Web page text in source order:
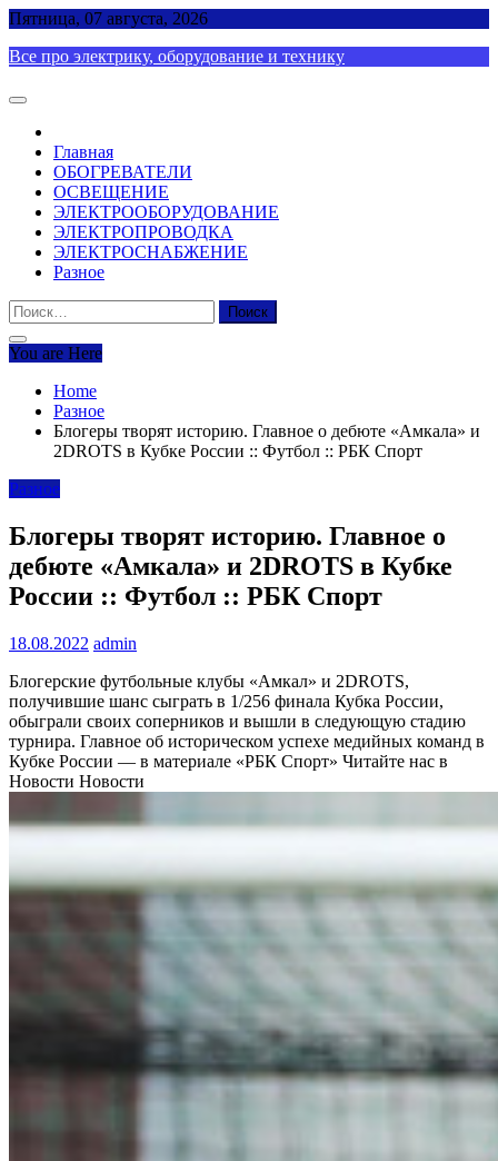
Skip
content
Пятница, 07 августа, 2026
Все про электрику, оборудование и технику
Главная
ОБОГРЕВАТЕЛИ
ОСВЕЩЕНИЕ
ЭЛЕКТРООБОРУДОВАНИЕ
ЭЛЕКТРОПРОВОДКА
ЭЛЕКТРОСНАБЖЕНИЕ
Разное
Найти:
You are Here
Home
Разное
Блогеры творят историю. Главное о дебюте «Амкала» и
2DROTS в Кубке России :: Футбол :: РБК Спорт
Разное
Блогеры творят историю. Главное о
дебюте «Амкала» и 2DROTS в Кубке
России :: Футбол :: РБК Спорт
18.08.2022 admin
Блогерские футбольные клубы «Амкал» и 2DROTS,
получившие шанс сыграть в 1/256 финала Кубка России,
обыграли своих соперников и вышли в следующую стадию
турнира. Главное об историческом успехе медийных команд в
Кубке России — в материале «РБК Спорт» Читайте нас в
Новости Новости